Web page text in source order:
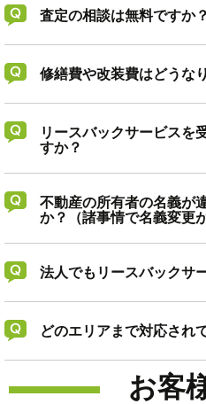
査定の相談は無料ですか？
修繕費や改装費はどうな
リースバックサービスを
すか？
不動産の所有者の名義が
か？（諸事情で名義変更
法人でもリースバックサ
どのエリアまで対応され
お客